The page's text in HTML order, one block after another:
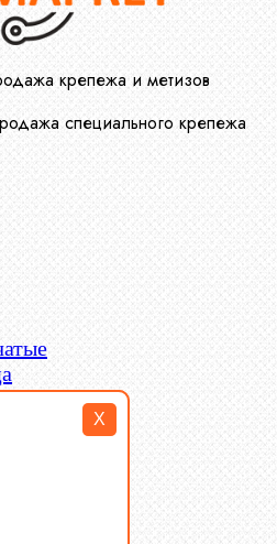
X
крепежа и метизов
специального крепежа